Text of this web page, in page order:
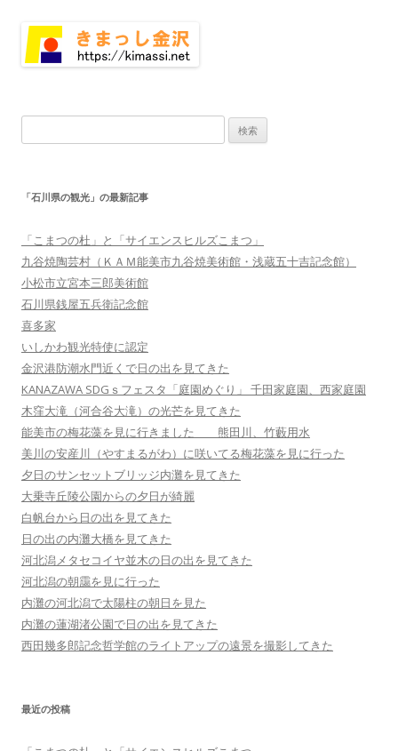
索:
「石川県の観光」の最新記事
「こまつの杜」と「サイエンスヒルズこまつ」
九谷焼陶芸村（ＫＡＭ能美市九谷焼美術館・浅蔵五十吉記念館）
小松市立宮本三郎美術館
石川県銭屋五兵衛記念館
喜多家
いしかわ観光特使に認定
金沢港防潮水門近くで日の出を見てきた
KANAZAWA SDGｓフェスタ「庭園めぐり」 千田家庭園、西家庭園
木窪大滝（河合谷大滝）の光芒を見てきた
能美市の梅花藻を見に行きました 熊田川、竹藪用水
美川の安産川（やすまるがわ）に咲いてる梅花藻を見に行った
夕日のサンセットブリッジ内灘を見てきた
大乗寺丘陵公園からの夕日が綺麗
白帆台から日の出を見てきた
日の出の内灘大橋を見てきた
河北潟メタセコイヤ並木の日の出を見てきた
河北潟の朝靄を見に行った
内灘の河北潟で太陽柱の朝日を見た
内灘の蓮湖渚公園で日の出を見てきた
西田幾多郎記念哲学館のライトアップの遠景を撮影してきた
最近の投稿